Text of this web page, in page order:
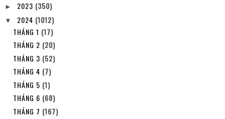
► 2023 (350)
▼ 2024 (1012)
THÁNG 1 (17)
THÁNG 2 (20)
THÁNG 3 (52)
THÁNG 4 (7)
THÁNG 5 (1)
THÁNG 6 (68)
THÁNG 7 (167)